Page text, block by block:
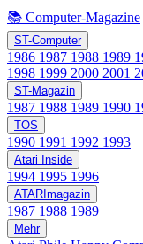
📚 Computer-Magazine
ST-Computer
1986 1987 1988 1989
1998 1999 2000 2001
ST-Magazin
1987 1988 1989 1990
TOS
1990 1991 1992 1993
Atari Inside
1994 1995 1996
ATARImagazin
1987 1988 1989
Mehr